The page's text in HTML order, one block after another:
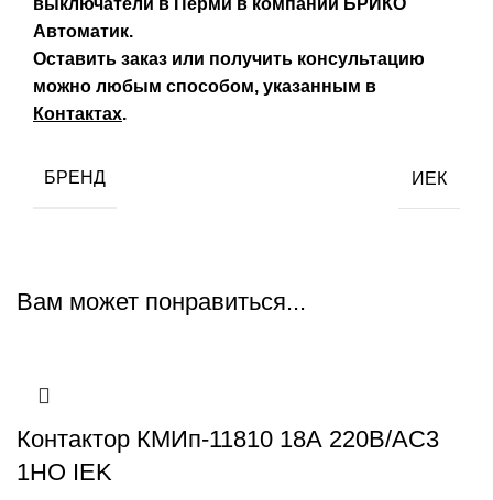
выключатели в Перми в компании БРИКО
Автоматик.
Оставить заказ или получить консультацию
можно любым способом, указанным в
Контактах.
БРЕНД ИЕК
Вам может понравиться...
Контактор КМИп-11810 18А 220В/АС3
1НО IEK